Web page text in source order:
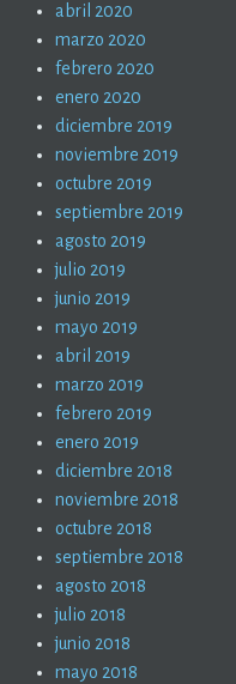
abril 2020
marzo 2020
febrero 2020
enero 2020
diciembre 2019
noviembre 2019
octubre 2019
septiembre 2019
agosto 2019
julio 2019
junio 2019
mayo 2019
abril 2019
marzo 2019
febrero 2019
enero 2019
diciembre 2018
noviembre 2018
octubre 2018
septiembre 2018
agosto 2018
julio 2018
junio 2018
mayo 2018